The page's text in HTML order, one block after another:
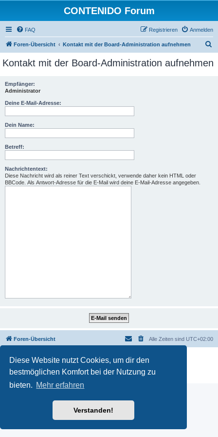
Diese Website nutzt Cookies, um dir den
bestmöglichen Komfort bei der Nutzung zu
bieten. Mehr erfahren
Verstanden!
CONTENIDO Forum
FAQ Anmelden
Registrieren
Foren-Übersicht Kontakt mit der Board-Administration aufnehmen
c
Kontakt mit der Board-Administration aufnehmen
Empfänger:
Administrator
Deine E-Mail-Adresse:
Dein Name:
Betreff:
Nachrichtentext:
Diese Nachricht wird als reiner Text verschickt, verwende daher kein HTML oder
BBCode. Als Antwort-Adresse für die E-Mail wird deine E-Mail-Adresse angegeben.
Foren-Übersicht Alle Zeiten sind UTC+02:00
Powered by phpBB
® Forum Software © phpBB Limited
Deutsche Übersetzung durch
Datenschutz|Nutzungsbedingungen